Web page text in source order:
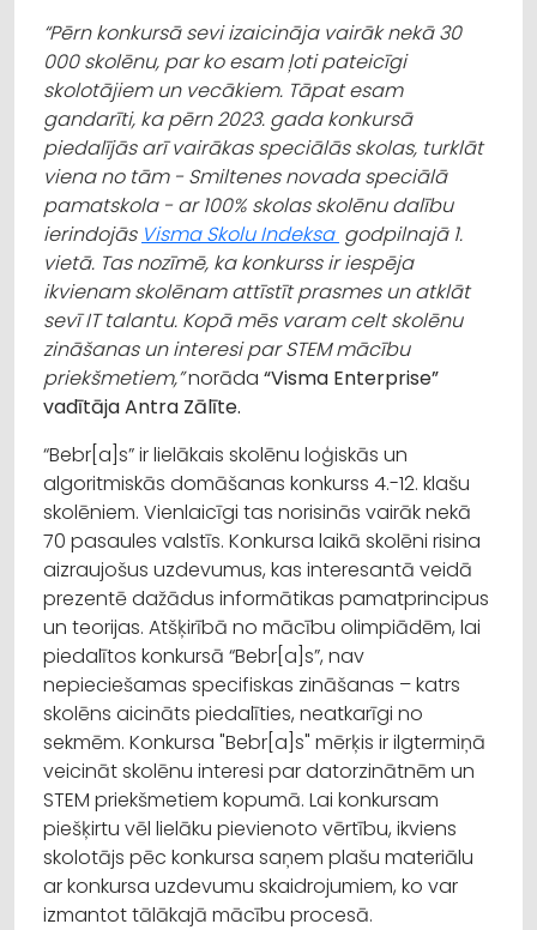
“Pērn konkursā sevi izaicināja vairāk nekā 30
000 skolēnu, par ko esam ļoti pateicīgi
skolotājiem un vecākiem. Tāpat esam
gandarīti, ka pērn 2023. gada konkursā
piedalījās arī vairākas speciālās skolas, turklāt
viena no tām - Smiltenes novada speciālā
pamatskola - ar 100% skolas skolēnu dalību
ierindojās Visma Skolu Indeksa godpilnajā 1.
vietā. Tas nozīmē, ka konkurss ir iespēja
ikvienam skolēnam attīstīt prasmes un atklāt
sevī IT talantu. Kopā mēs varam celt skolēnu
zināšanas un interesi par STEM mācību
priekšmetiem,”norāda “Visma Enterprise”
vadītāja Antra Zālīte.
“Bebr[a]s” ir lielākais skolēnu loģiskās un
algoritmiskās domāšanas konkurss 4.-12. klašu
skolēniem. Vienlaicīgi tas norisinās vairāk nekā
70 pasaules valstīs. Konkursa laikā skolēni risina
aizraujošus uzdevumus, kas interesantā veidā
prezentē dažādus informātikas pamatprincipus
un teorijas. Atšķirībā no mācību olimpiādēm, lai
piedalītos konkursā “Bebr[a]s”, nav
nepieciešamas specifiskas zināšanas – katrs
skolēns aicināts piedalīties, neatkarīgi no
sekmēm. Konkursa "Bebr[a]s" mērķis ir ilgtermiņā
veicināt skolēnu interesi par datorzinātnēm un
STEM priekšmetiem kopumā. Lai konkursam
piešķirtu vēl lielāku pievienoto vērtību, ikviens
skolotājs pēc konkursa saņem plašu materiālu
ar konkursa uzdevumu skaidrojumiem, ko var
izmantot tālākajā mācību procesā.